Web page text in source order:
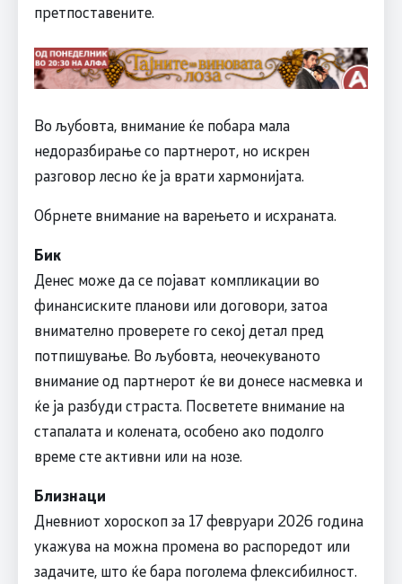
претпоставените.
Во љубовта, внимание ќе побара мала
недоразбирање со партнерот, но искрен
разговор лесно ќе ја врати хармонијата.
Обрнете внимание на варењето и исхраната.
Бик
Денес може да се појават компликации во
финансиските планови или договори, затоа
внимателно проверете го секој детал пред
потпишување. Во љубовта, неочекуваното
внимание од партнерот ќе ви донесе насмевка и
ќе ја разбуди страста. Посветете внимание на
стапалата и колената, особено ако подолго
време сте активни или на нозе.
Близнаци
Дневниот хороскоп за 17 февруари 2026 година
укажува на можна промена во распоредот или
задачите, што ќе бара поголема флексибилност.